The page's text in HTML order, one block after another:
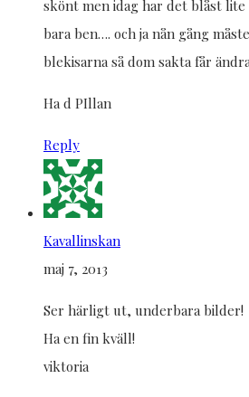
skönt men idag har det blåst
bara ben…. och ja nån gång
blekisarna så dom sakta får
Ha d PIllan
Reply
Kavallinskan
maj 7, 2013
Ser härligt ut, underbara bilder!
Ha en fin kväll!
viktoria